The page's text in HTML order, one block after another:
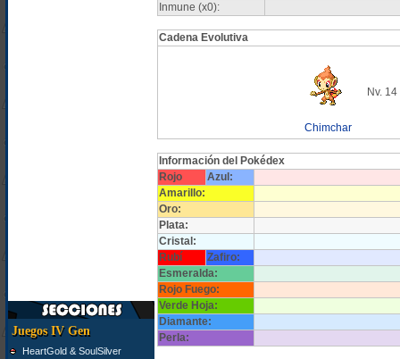
Juegos IV Gen
HeartGold & SoulSilver
Inmune (x0):
Cadena Evolutiva
Chimchar
Nv. 14
Información del Pokédex
Rojo
Azul:
Amarillo:
Oro:
Plata:
Cristal:
Rubí
Zafiro:
Esmeralda:
Rojo Fuego:
Verde Hoja:
Diamante:
Perla: